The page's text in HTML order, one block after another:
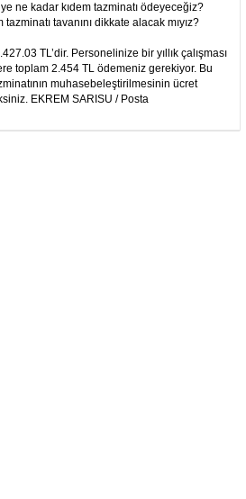
ne kadar kıdem tazminatı ödeyeceğiz?
tavanını dikkate alacak mıyız?
TL’dir. Personelinize bir yıllık çalışması
toplam 2.454 TL ödemeniz gerekiyor. Bu
muhasebeleştirilmesinin ücret
EKREM SARISU / Posta